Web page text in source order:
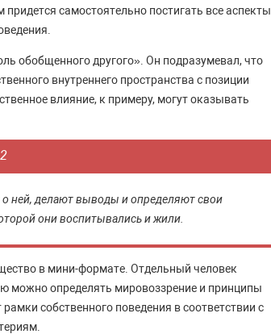
самостоятельно постигать все аспекты
обобщенного другого». Он подразумевал, что
внутреннего пространства с позиции
влияние, к примеру, могут оказывать
ней, делают выводы и определяют свои
они воспитывались и жили.
в мини-формате. Отдельный человек
можно определять мировоззрение и принципы
собственного поведения в соответствии с